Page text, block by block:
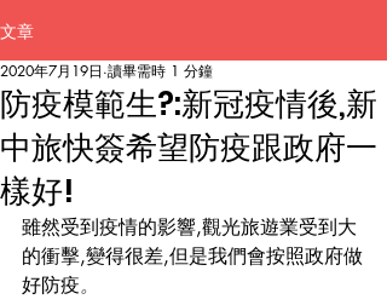
文章
防疫模範生?:新冠疫情後,新
中旅快簽希望防疫跟政府一
樣好!
2020年7月19日 讀畢需時 1 分鐘
雖然受到疫情的影響,觀光旅遊業受到大
的衝擊,變得很差,但是我們會按照政府做
好防疫。